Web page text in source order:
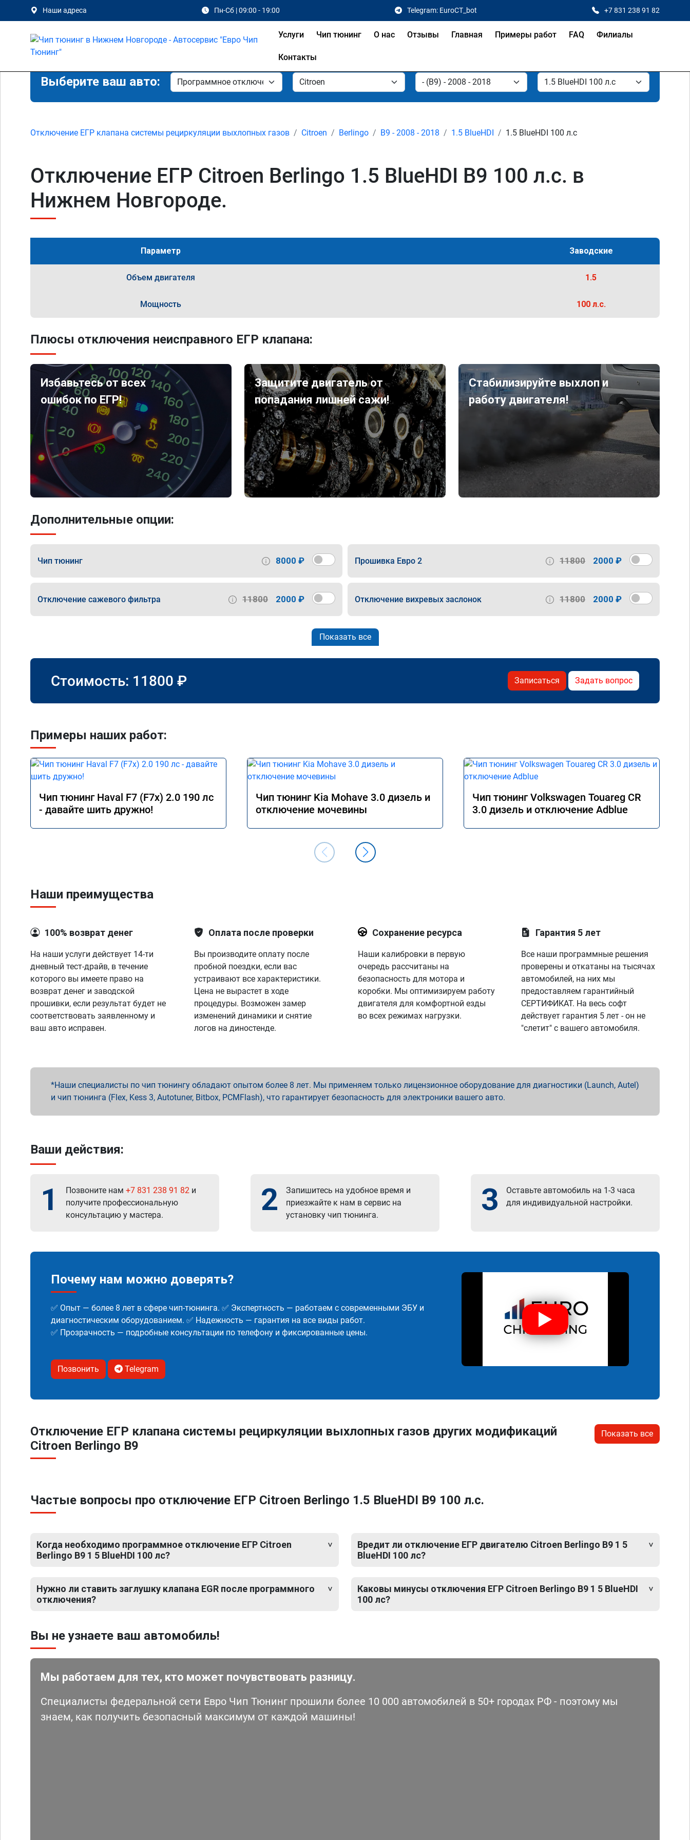
Наши адреса Пн-Сб | 09:00 - 19:00 Telegram: EuroCT_bot +7 831 238 91 82
Услуги Чип тюнинг О нас Отзывы Главная Примеры работ FAQ Филиалы
Контакты
Выберите ваш авто:
Отключение ЕГР клапана системы рециркуляции выхлопных газов Citroen Berlingo B9 - 2008 - 2018 1.5 BlueHDI 1.5 BlueHDI 100 л.с
Отключение ЕГР Citroen Berlingo 1.5 BlueHDI B9 100 л.с. в
Нижнем Новгороде.
Параметр Заводские
Объем двигателя 1.5
Мощность 100 л.с.
Плюсы отключения неисправного ЕГР клапана:
Избавьтесь от всех
ошибок по ЕГР!
Защитите двигатель от
попадания лишней сажи!
Стабилизируйте выхлоп и
работу двигателя!
Дополнительные опции:
Чип тюнинг 8000 ₽ Прошивка Евро 2 11800 2000 ₽
Отключение сажевого фильтра 11800 2000 ₽ Отключение вихревых заслонок 11800 2000 ₽
Показать все
Стоимость: 11800 ₽ Записаться Задать вопрос
Примеры наших работ:
Чип тюнинг Haval F7 (F7x) 2.0 190 лс
- давайте шить дружно!
Чип тюнинг Kia Mohave 3.0 дизель и
отключение мочевины
Чип тюнинг Volkswagen Touareg CR
3.0 дизель и отключение Adblue
Наши преимущества
100% возврат денег
На наши услуги действует 14-ти
дневный тест-драйв, в течение
которого вы имеете право на
возврат денег и заводской
прошивки, если результат будет не
соответствовать заявленному и
ваш авто исправен.
Оплата после проверки
Вы производите оплату после
пробной поездки, если вас
устраивают все характеристики.
Цена не вырастет в ходе
процедуры. Возможен замер
изменений динамики и снятие
логов на диностенде.
Сохранение ресурса
Наши калибровки в первую
очередь рассчитаны на
безопасность для мотора и
коробки. Мы оптимизируем работу
двигателя для комфортной езды
во всех режимах нагрузки.
Гарантия 5 лет
Все наши программные решения
проверены и откатаны на тысячах
автомобилей, на них мы
предоставляем гарантийный
СЕРТИФИКАТ. На весь софт
действует гарантия 5 лет - он не
"слетит" с вашего автомобиля.
Наши специалисты по чип тюнингу обладают опытом более 8 лет. Мы применяем только лицензионное оборудование для диагностики (Launch, Autel)
и чип тюнинга (Flex, Kess 3, Autotuner, Bitbox, PCMFlash), что гарантирует безопасность для электроники вашего авто.
Ваши действия:
1 Позвоните нам +7 831 238 91 82 и
получите профессиональную
консультацию у мастера.
2
Запишитесь на удобное время и
приезжайте к нам в сервис на
установку чип тюнинга.
3
Оставьте автомобиль на 1-3 часа
для индивидуальной настройки.
Почему нам можно доверять?
✅ Опыт — более 8 лет в сфере чип-тюнинга. ✅ Экспертность — работаем с современными ЭБУ и
диагностическим оборудованием. ✅ Надежность — гарантия на все виды работ.
✅ Прозрачность — подробные консультации по телефону и фиксированные цены.
Позвонить Telegram
Отключение ЕГР клапана системы рециркуляции выхлопных газов других модификаций
Citroen Berlingo B9
Показать все
Частые вопросы про отключение ЕГР Citroen Berlingo 1.5 BlueHDI B9 100 л.с.
Когда необходимо программное отключение ЕГР Citroen
Berlingo B9 1 5 BlueHDI 100 лс?
Нужно ли ставить заглушку клапана EGR после программного
отключения?
Вредит ли отключение ЕГР двигателю Citroen Berlingo B9 1 5
BlueHDI 100 лс?
Каковы минусы отключения ЕГР Citroen Berlingo B9 1 5 BlueHDI
100 лс?
Вы не узнаете ваш автомобиль!
Мы работаем для тех, кто может почувствовать разницу.
Специалисты федеральной сети Евро Чип Тюнинг прошили более 10 000 автомобилей в 50+ городах РФ - поэтому мы
знаем, как получить безопасный максимум от каждой машины!